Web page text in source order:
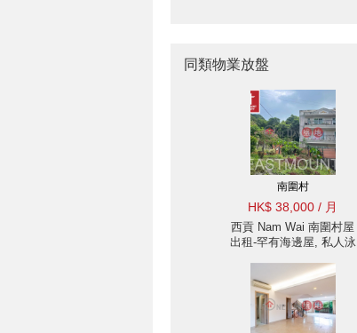
同類物業放盤
南圍村
HK$ 38,000 / 月
西貢 Nam Wai 南圍村屋
出租-罕有海邊屋, 私人泳